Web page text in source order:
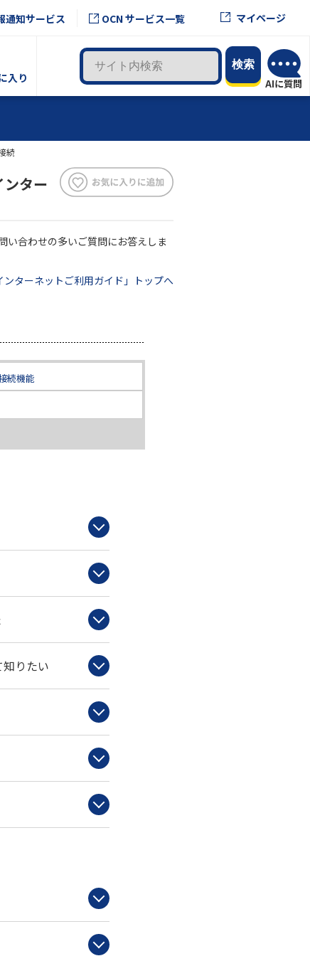
通知サービス OCN サービス一覧 マイページ
入り
続
ター
い合わせの多いご質問にお答えしま
ンターネットご利用ガイド」トップへ
続機能
りたい